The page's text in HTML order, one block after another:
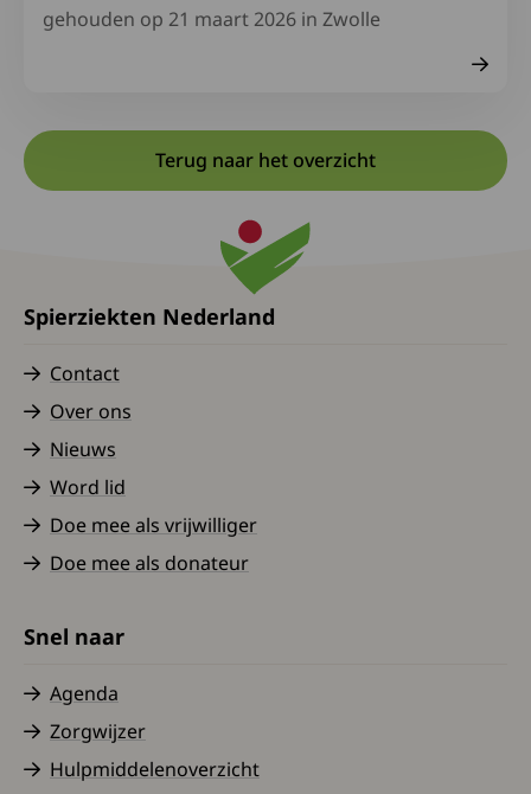
gehouden op 21 maart 2026 in Zwolle
Terug naar het overzicht
Spierziekten Nederland
Contact
Over ons
Nieuws
Word lid
Doe mee als vrijwilliger
Doe mee als donateur
Snel naar
Agenda
Zorgwijzer
Hulpmiddelenoverzicht